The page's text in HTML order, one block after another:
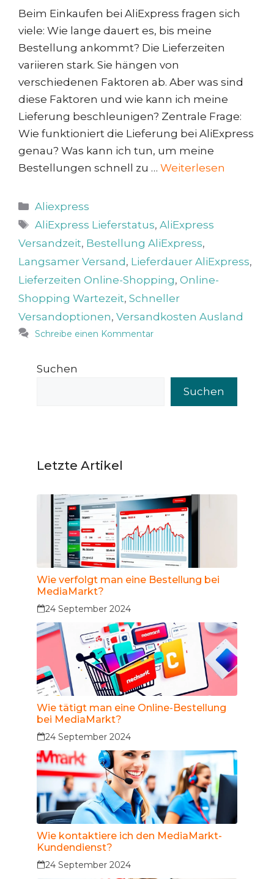
Beim Einkaufen bei AliExpress fragen sich
viele: Wie lange dauert es, bis meine
Bestellung ankommt? Die Lieferzeiten
variieren stark. Sie hängen von
verschiedenen Faktoren ab. Aber was sind
diese Faktoren und wie kann ich meine
Lieferung beschleunigen? Zentrale Frage:
Wie funktioniert die Lieferung bei AliExpress
genau? Was kann ich tun, um meine
Bestellungen schnell zu … Weiterlesen
Kategorien
Aliexpress
Schlagwörter
AliExpress Lieferstatus,AliExpress
Versandzeit, Bestellung AliExpress,
Langsamer Versand, Lieferdauer AliExpress,
Lieferzeiten Online-Shopping, Online-
Shopping Wartezeit, Schneller
Versandoptionen, Versandkosten Ausland
Schreibe einen Kommentar
Suchen
Suchen
Letzte Artikel
Wie verfolgt man eine Bestellung bei
MediaMarkt?
24 September 2024
Wie tätigt man eine Online-Bestellung
bei MediaMarkt?
24 September 2024
Wie kontaktiere ich den MediaMarkt-
Kundendienst?
24 September 2024